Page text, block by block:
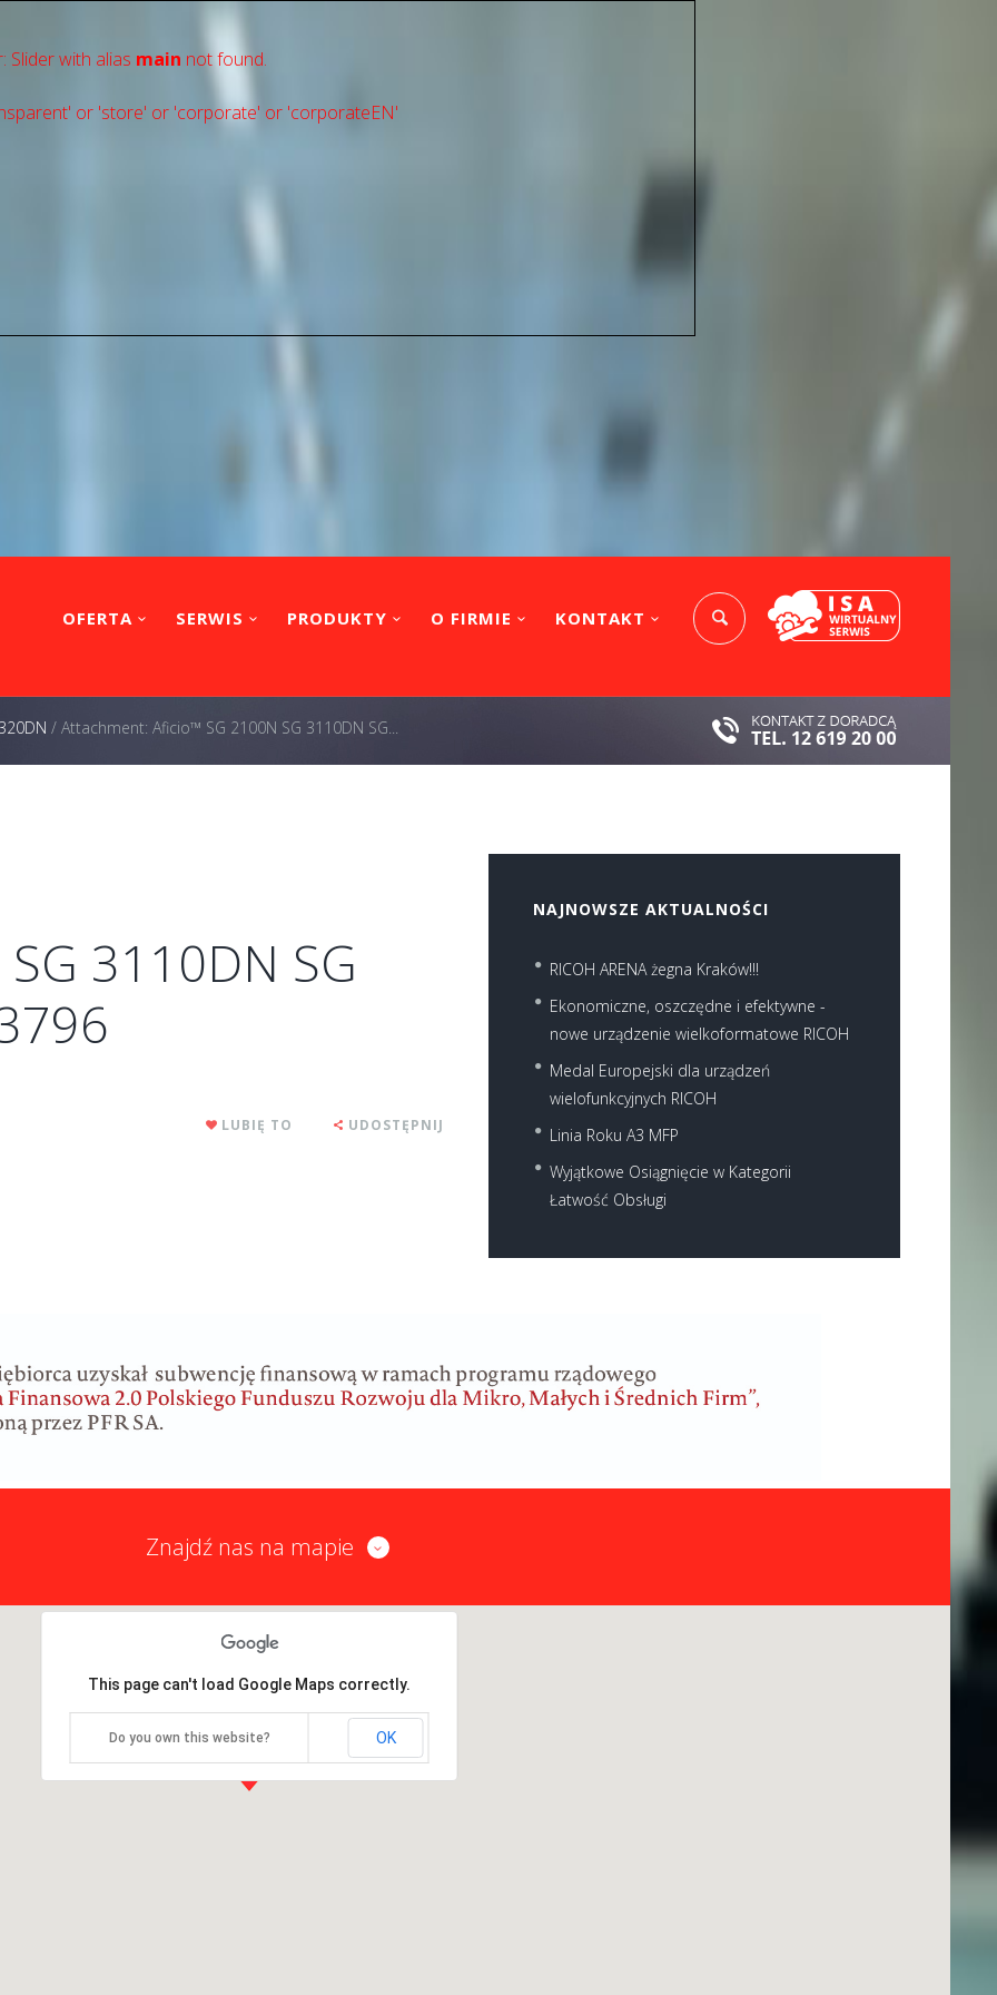
Slider with alias main not found.
or 'store' or 'сorporate' or 'corporateEN'
OFERTA SERWIS PRODUKTY O FIRMIE KONTAKT
/ Attachment: Aficio™ SG 2100N SG 3110DN SG...
3110DN SG
LUBIĘ TO UDOSTĘPNIJ
NAJNOWSZE AKTUALNOŚCI
RICOH ARENA żegna Kraków!!!
Ekonomiczne, oszczędne i efektywne -
nowe urządzenie wielkoformatowe RICOH
Medal Europejski dla urządzeń
wielofunkcyjnych RICOH
Linia Roku A3 MFP
Wyjątkowe Osiągnięcie w Kategorii
Łatwość Obsługi
Znajdź nas na mapie
This page can't load Google Maps correctly.
Do you own this website? OK